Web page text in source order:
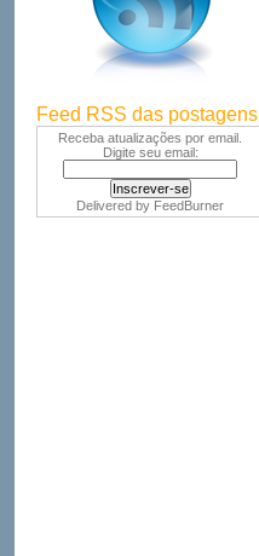
Feed RSS das postagens
Receba atualizações por email.
Digite seu email:
Delivered by FeedBurner